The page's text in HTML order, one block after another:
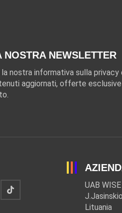
NOSTRA NEWSLETTER
nostra informativa sulla privacy
aggiornati, offerte
UAB
Lituania